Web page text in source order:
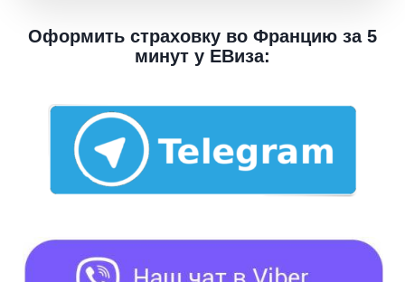
Оформить страховку во Францию за 5
минут у ЕВиза: